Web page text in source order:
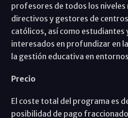
profesores de todos los
directivos y gestores de
católicos, así como estudiantes
interesados en profundizar en
la gestión educativa en
Precio
El coste total del programa es
posibilidad de pago